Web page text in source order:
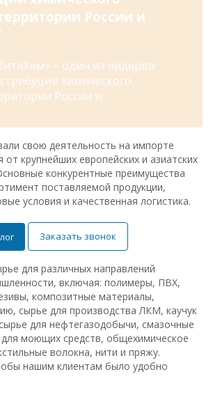
России и
– один из лидеров
химического
России и
свою деятельность на импорте
от крупнейших европейских и азиатских
конкурентные преимущества
поставляемой продукции,
условия и качественная логистика.
Заказать звонок
для различных направлений
включая: полимеры, ПВХ,
композитные материалы,
сырье для производства ЛКМ, каучук
для нефтегазодобычи, смазочные
моющих средств, общехимическое
волокна, нити и пряжу.
нашим клиентам было удобно